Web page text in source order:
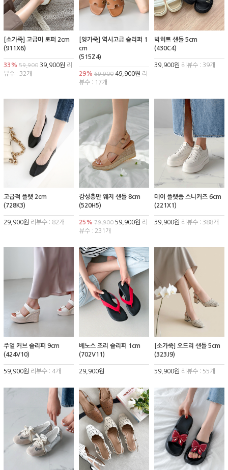
[소가죽] 고급미 로퍼 2cm
(911X6)
33% 59,900 39,900원 리
뷰수 : 32개
[양가죽] 역시고급 슬리퍼 1
cm
(515Z4)
29% 69,90049,900원 리
뷰수 : 17개
빅히트 샌들 5cm
(430C4)
39,900원 리뷰수 : 39개
고급적 플랫 2cm
(728K3)
29,900원 리뷰수 : 82개
감성충만 웨지 샌들 8cm
(520H5)
25% 79,90059,900원 리
뷰수 : 231개
데이 플랫폼 스니커즈 6cm
(221X1)
39,900원 리뷰수 : 388개
주얼 커브 슬리퍼 9cm
(424V10)
59,900원 리뷰수 : 4개
베노스 조리 슬리퍼 1cm
(702V11)
29,900원
[소가죽] 오드리 샌들 5cm
(323J9)
59,900원 리뷰수 : 55개